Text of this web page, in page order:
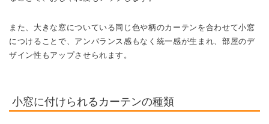
また、大きな窓についている同じ色や柄のカーテンを合わせて小窓
につけることで、アンバランス感もなく統一感が生まれ、部屋のデ
ザイン性もアップさせられます。
小窓に付けられるカーテンの種類